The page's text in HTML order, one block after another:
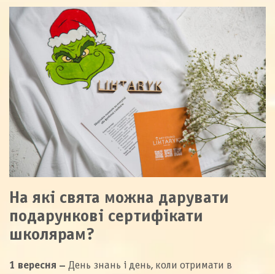
На які свята можна дарувати
подарункові сертифікати
школярам?
1 вересня – День знань і день, коли отримати в